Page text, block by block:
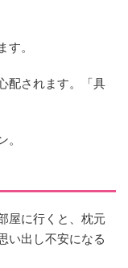
。
配されます。「具
屋に行くと、枕元
い出し不安になる